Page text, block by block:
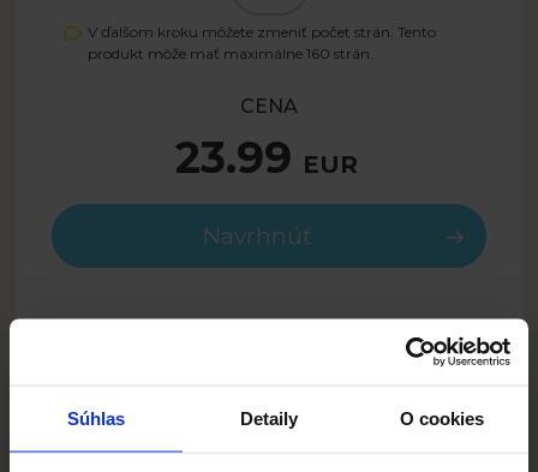
Súhlas Detaily O cookies
V ďalšom kroku môžete zmeniť počet strán. Tento
produkt môže mať maximálne 160 strán.
CENA
23.99 EUR
Navrhnúť